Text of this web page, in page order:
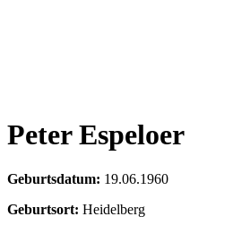
Peter Espeloer
Geburtsdatum: 19.06.1960
Geburtsort: Heidelberg